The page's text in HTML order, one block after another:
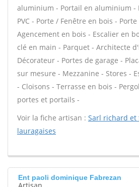
aluminium - Portail en aluminium -
PVC - Porte / Fenêtre en bois -
Agencement en bois - Escalier en
clé en main - Parquet - Architecte
Décorateur - Portes de garage -
sur mesure - Mezzanine - Stores -
- Cloisons - Terrasse en bois -
portes et portails -
Voir la fiche artisan : Sarl richard et
lauragaises
Ent paoli dominique Fabrezan